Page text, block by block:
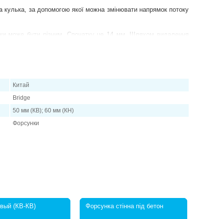
за допомогою якої можна змінювати напрямок потоку
може бути різним. Спочатку це 14 мм. Шляхом видалення
потужність системи фільтрації, але також важливо
Китай
Bridge
50 мм (КВ); 60 мм (КН)
Форсунки
(КВ-КВ) Форсунка стінна під бетон